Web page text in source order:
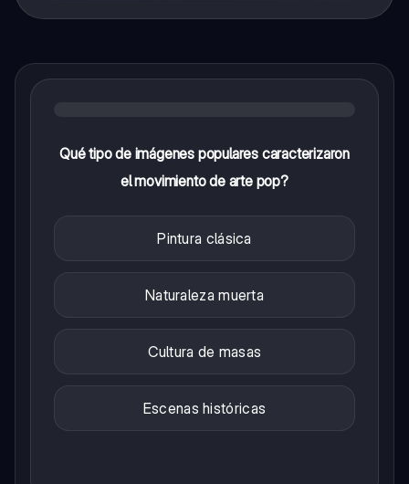
Qué tipo de imágenes populares caracterizaron
el movimiento de arte pop?
Pintura clásica
Naturaleza muerta
Cultura de masas
Escenas históricas